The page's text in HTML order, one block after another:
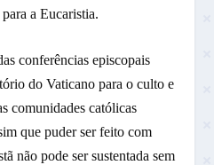
a Eucaristia.
conferências episcopais
do Vaticano para o culto e
comunidades católicas
que puder ser feito com
não pode ser sustentada sem